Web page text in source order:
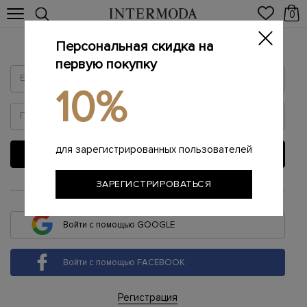
0
Войти
ВОЙТИ
или
Войти с помощью GOOGLE
Войти с помощью FACEBOOK
Регистрация
Персональная скидка на
первую покупку
10%
для зарегистрированных пользователей
ЗАРЕГИСТРИРОВАТЬСЯ